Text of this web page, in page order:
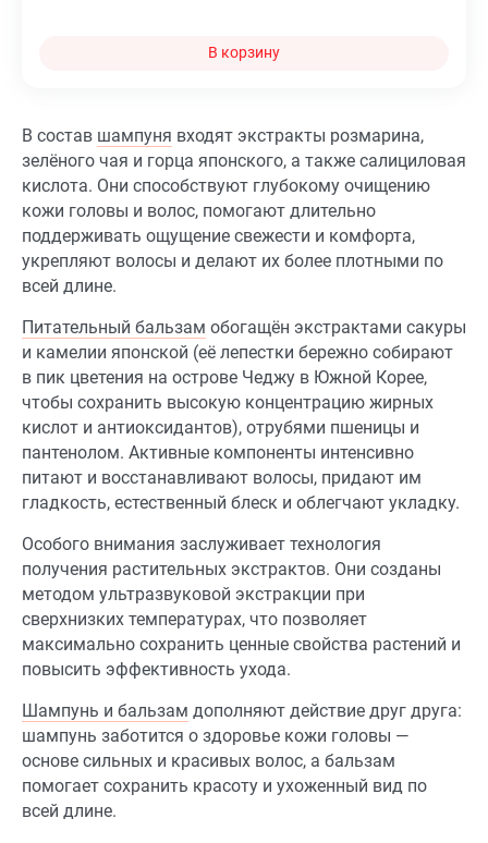
В корзину
В состав шампуня входят экстракты розмарина,
зелёного чая и горца японского, а также салициловая
кислота. Они способствуют глубокому очищению
кожи головы и волос, помогают длительно
поддерживать ощущение свежести и комфорта,
укрепляют волосы и делают их более плотными по
всей длине.
Питательный бальзам обогащён экстрактами сакуры
и камелии японской (её лепестки бережно собирают
в пик цветения на острове Чеджу в Южной Корее,
чтобы сохранить высокую концентрацию жирных
кислот и антиоксидантов), отрубями пшеницы и
пантенолом. Активные компоненты интенсивно
питают и восстанавливают волосы, придают им
гладкость, естественный блеск и облегчают укладку.
Особого внимания заслуживает технология
получения растительных экстрактов. Они созданы
методом ультразвуковой экстракции при
сверхнизких температурах, что позволяет
максимально сохранить ценные свойства растений и
повысить эффективность ухода.
Шампунь и бальзам дополняют действие друг друга:
шампунь заботится о здоровье кожи головы —
основе сильных и красивых волос, а бальзам
помогает сохранить красоту и ухоженный вид по
всей длине.